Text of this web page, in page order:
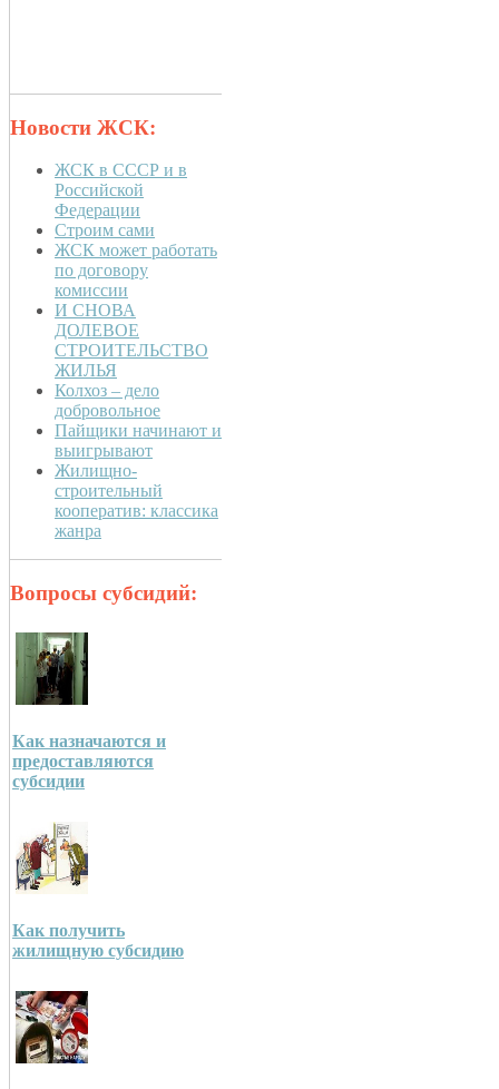
Новости ЖСК:
ЖСК в СССР и в
Российской
Федерации
Строим сами
ЖСК может работать
по договору
комиссии
И СНОВА
ДОЛЕВОЕ
СТРОИТЕЛЬСТВО
ЖИЛЬЯ
Колхоз – дело
добровольное
Пайщики начинают и
выигрывают
Жилищно-
строительный
кооператив: классика
жанра
Вопросы субсидий:
Как назначаются и
предоставляются
субсидии
Как получить
жилищную субсидию